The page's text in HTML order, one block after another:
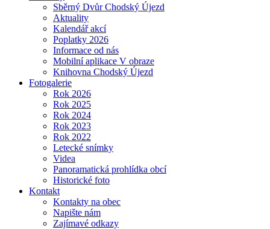
Sběrný Dvůr Chodský Újezd
Aktuality
Kalendář akcí
Poplatky 2026
Informace od nás
Mobilní aplikace V obraze
Knihovna Chodský Újezd
Fotogalerie
Rok 2026
Rok 2025
Rok 2024
Rok 2023
Rok 2022
Letecké snímky
Videa
Panoramatická prohlídka obcí
Historické foto
Kontakt
Kontakty na obec
Napište nám
Zajímavé odkazy